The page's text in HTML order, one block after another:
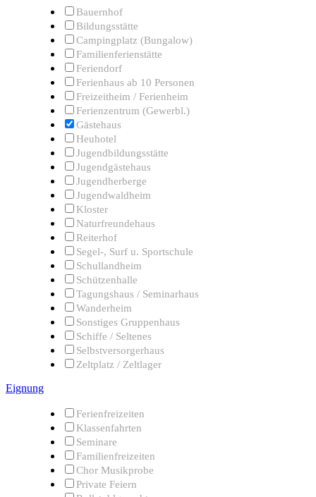
Bauernhof
Bildungsstätte
Campingplatz (Bungalow)
Familienferienstätte
Feriendorf
Ferienhaus ab 10 Personen
Freizeitheim / Ferienheim
Ferienzentrum (Gewerbl.)
Gästehaus
Heuhotel
Jugendbildungsstätte
Jugendgästehaus
Jugendherberge
Jugendwaldheim
Kloster
Naturfreundehaus
Reiterhof
Segel-, Surf u. Sportschule
Schullandheim
Schützenhalle
Tagungshaus / Seminarhaus
Wanderheim
Sonstiges Gruppenhaus
Schiffe / Seltenes
Selbstversorgerhaus
Zeltplatz / Zeltlager
Eignung
Ferienfreizeiten
Klassenfahrten
Seminare
Familienfreizeiten
Chor Musikprobe
Private Feiern